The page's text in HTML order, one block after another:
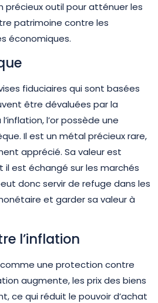
précieux outil pour atténuer les
patrimoine contre les
économiques.
fiduciaires qui sont basées
être dévaluées par la
l’or possède une
Il est un métal précieux rare,
apprécié. Sa valeur est
est échangé sur les marchés
donc servir de refuge dans les
et garder sa valeur à
l’inflation
comme une protection contre
augmente, les prix des biens
ce qui réduit le pouvoir d’achat